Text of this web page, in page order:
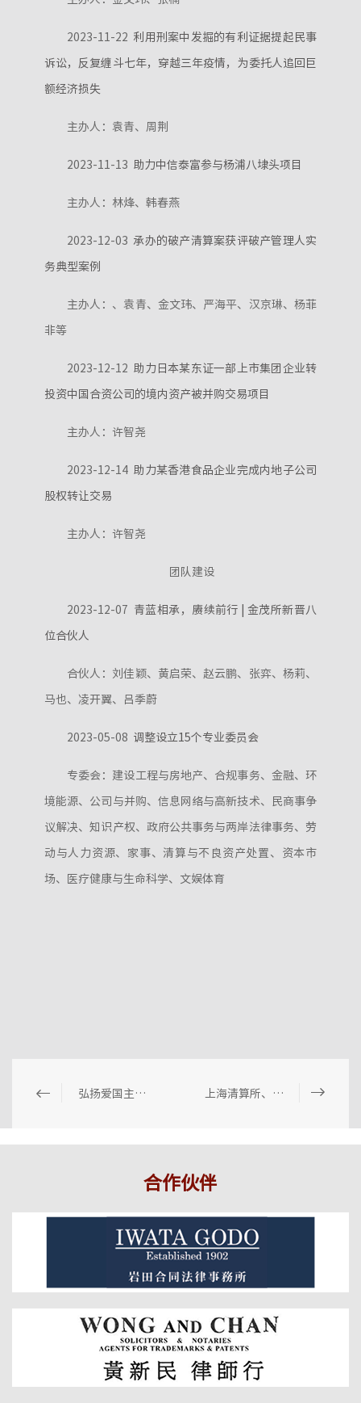
2023-11-22 利用刑案中发掘的有利证据提起民事
诉讼，反复缠斗七年，穿越三年疫情，为委托人追回巨
额经济损失
主办人：袁青、周荆
2023-11-13 助力中信泰富参与杨浦八埭头项目
主办人：林烽、韩春燕
2023-12-03 承办的破产清算案获评破产管理人实
务典型案例
主办人：、袁青、金文玮、严海平、汉京琳、杨菲
非等
2023-12-12 助力日本某东证一部上市集团企业转
投资中国合资公司的境内资产被并购交易项目
主办人：许智尧
2023-12-14 助力某香港食品企业完成内地子公司
股权转让交易
主办人：许智尧
团队建设
2023-12-07 青蓝相承，赓续前行 | 金茂所新晋八
位合伙人
合伙人：刘佳颖、黄启荣、赵云鹏、张弈、杨莉、
马也、凌开翼、吕季蔚
2023-05-08 调整设立15个专业委员会
专委会：建设工程与房地产、合规事务、金融、环
境能源、公司与并购、信息网络与高新技术、民商事争
议解决、知识产权、政府公共事务与两岸法律事务、劳
动与人力资源、家事、清算与不良资产处置、资本市
场、医疗健康与生命科学、文娱体育
弘扬爱国主义精神 | 学雷锋、守初心、践使命，金茂在行动 上海清算所、上海场外大宗商品衍生品协会各党支部与金茂所二支部建立共建关系
合作伙伴